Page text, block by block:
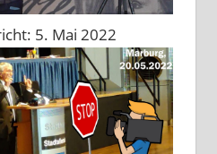
5. Mai 2022